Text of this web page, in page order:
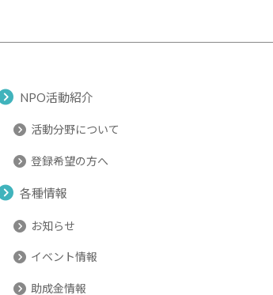
NPO活動紹介
活動分野について
登録希望の方へ
各種情報
お知らせ
イベント情報
助成金情報